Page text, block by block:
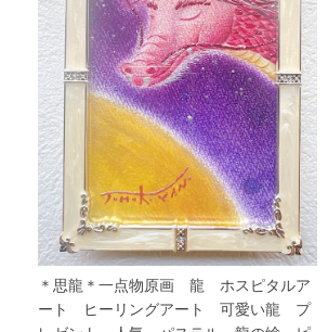
＊思龍＊一点物原画 龍 ホスピタルア
ート ヒーリングアート 可愛い龍 プ